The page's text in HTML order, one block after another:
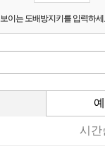
보이는 도배방지키를 입력하세
시간